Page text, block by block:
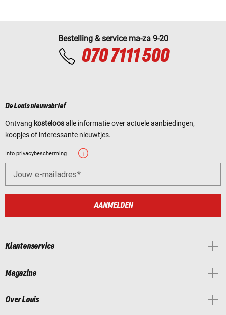
Bestelling & service ma-za 9-20
070 7111 500
De Louis nieuwsbrief
Ontvang kosteloosalle informatie over actuele aanbiedingen,
koopjes of interessante nieuwtjes.
Info privacybescherming
Jouw e-mailadres
AANMELDEN
Klantenservice
Magazine
Over Louis